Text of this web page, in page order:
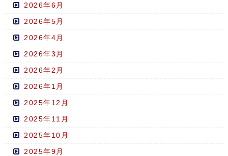
2026年6月
2026年5月
2026年4月
2026年3月
2026年2月
2026年1月
2025年12月
2025年11月
2025年10月
2025年9月